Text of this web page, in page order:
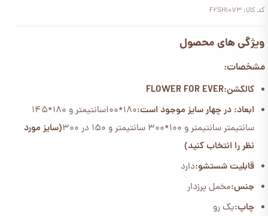
کد کالا: F2SH1073
ویژگی های محصول
مشخصات:
کالکشن:FLOWER FOR EVER
ابعاد: در چهار سایز موجود است:
180*100سانتیمتر و 180*145
سانتیمتر سانتیمتر و 100*300 سانتیمتر و 150 در 300
(سایز مورد
نظر را انتخاب کنید)
قابلیت شستشو:دارد
جنس:مخمل پرزدار
چاپ:یک رو